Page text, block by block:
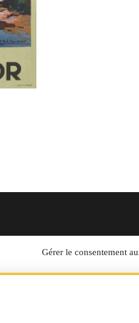
Gérer le consentement
expériences, nous utilisons des
accéder aux informations des appareils. Le fait
traiter des données telles que le comportement
consentir ou de retirer son consentement